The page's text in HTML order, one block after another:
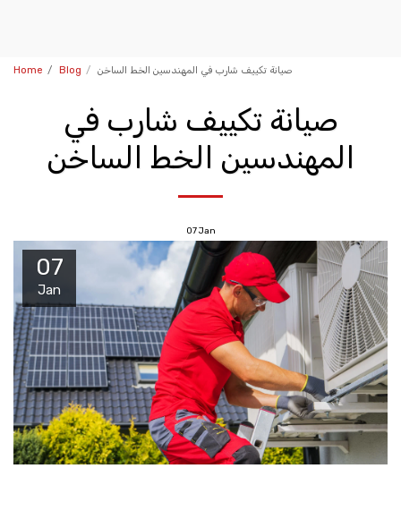
Home Blog صيانة تكييف شارب في المهندسين الخط الساخن
صيانة تكييف شارب في
المهندسين الخط الساخن
07Jan
07
Jan